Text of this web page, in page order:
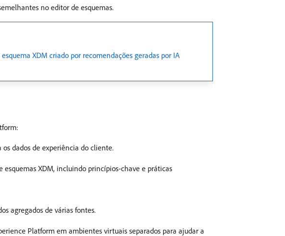
no editor de esquemas.
XDM criado por recomendações geradas por IA
dados de experiência do cliente.
esquemas XDM, incluindo princípios-chave e práticas
agregados de várias fontes.
Platform em ambientes virtuais separados para ajudar a